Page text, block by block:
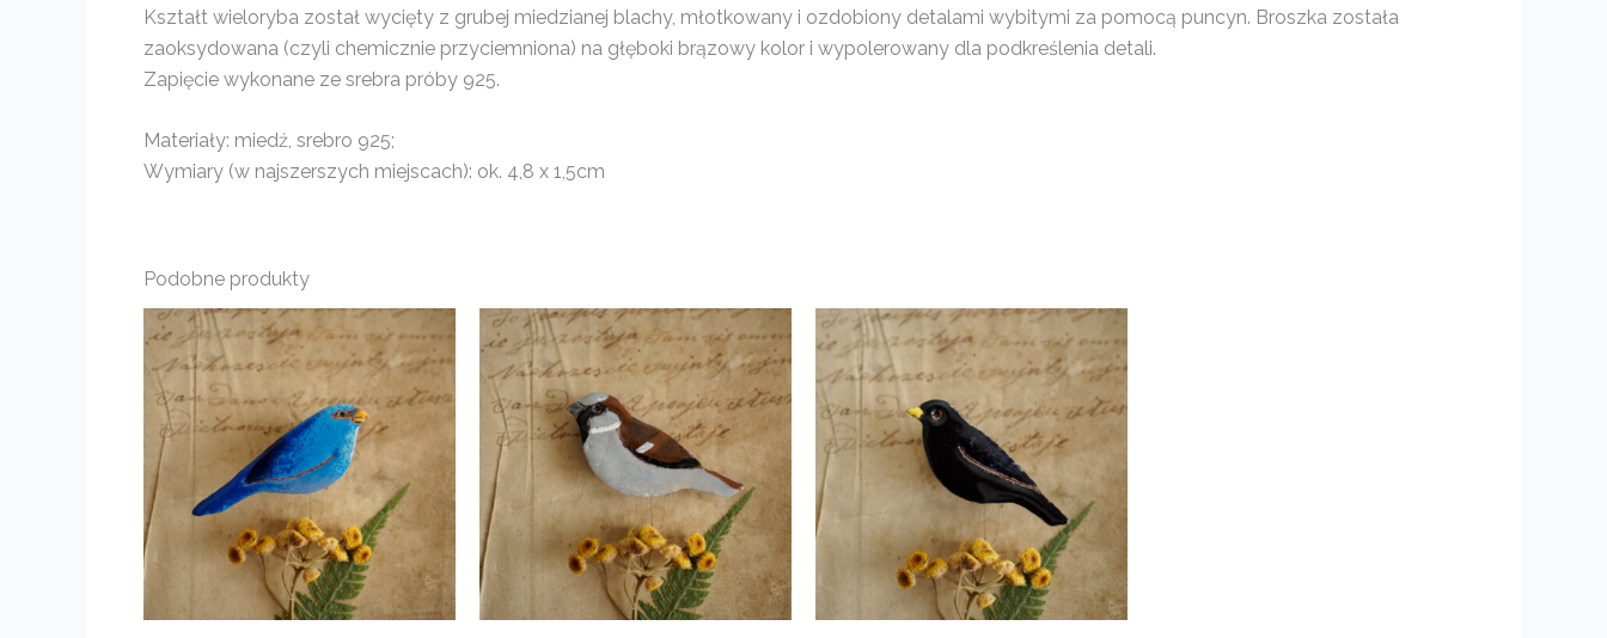
Kształt wieloryba został wycięty z grubej miedzianej blachy, młotkowany i ozdobiony detalami wybitymi za pomocą puncyn. Broszka została
zaoksydowana (czyli chemicznie przyciemniona) na głęboki brązowy kolor i wypolerowany dla podkreślenia detali.
Zapięcie wykonane ze srebra próby 925.
Materiały: miedź, srebro 925;
Wymiary (w najszerszych miejscach): ok. 4,8 x 1,5cm
Podobne produkty